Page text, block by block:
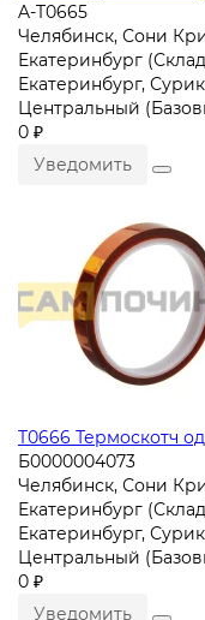
A-T0665
Челябинск, Сони
Екатеринбург
Екатеринбург,
Центральный
0 ₽
Уведомить
T0666 Термоскотч
Б0000004073
Челябинск, Сони
Екатеринбург
Екатеринбург,
Центральный
0 ₽
Уведомить